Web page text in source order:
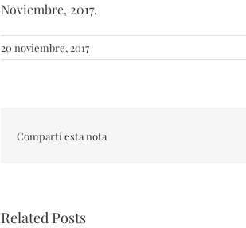
Noviembre, 2017.
20 noviembre, 2017
Compartí esta nota
Related Posts